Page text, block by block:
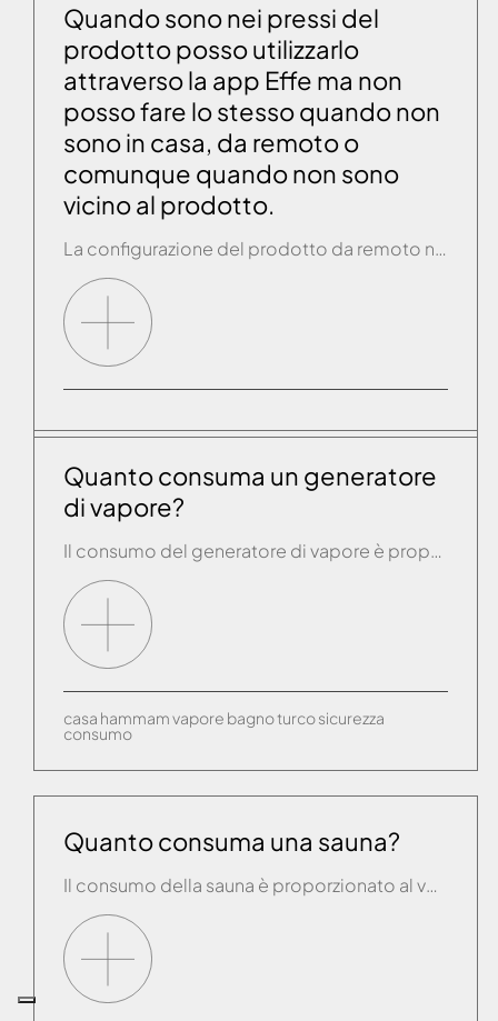
Quando sono nei pressi del
prodotto posso utilizzarlo
attraverso la app Effe ma non
posso fare lo stesso quando non
sono in casa, da remoto o
comunque quando non sono
vicino al prodotto.
La configurazione del prodotto da remoto non è stata fatta oppure non è avvenuta con successo. Occorre fare/ripetere la configurazione da remoto (vedi paragrafo precedente).
Quanto consuma un generatore
di vapore?
Il consumo del generatore di vapore è proporzionato al volume del mio bagno turco/hammam. Ogni Generatore di Vapore Effe è dotato, di serie, di funzione Energy Saver. In pratica la potenza massima del generatore viene sfruttata per portare in ebollizione l’acqua e raggiungere la temperatura impostata. In esercizio l’assorbimento viene ridotto alla metà o anche […]
casa hammamvapore bagno turcosicurezza
consumo
Quanto consuma una sauna?
Il consumo della sauna è proporzionato al volume della cabina. Ogni impianto sauna di Effegibi è dotato, di serie, di funzione Energy Saver. In pratica la potenza massima della stufa viene sfruttata per raggiungere la temperatura impostata. In esercizio l’assorbimento viene ridotto alla metà o anche a un terzo (a seconda del modello di prodotto) […]